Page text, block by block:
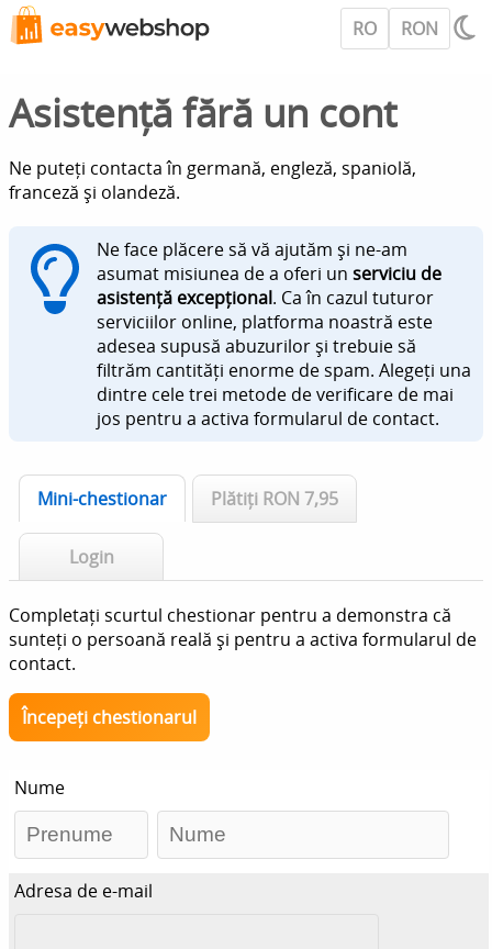
RO RON
Asistență fără un cont
Ne puteți contacta în germană, engleză, spaniolă,
franceză și olandeză.
Ne face plăcere să vă ajutăm și ne-am
asumat misiunea de a oferi un serviciu de
asistență excepțional. Ca în cazul tuturor
serviciilor online, platforma noastră este
adesea supusă abuzurilor și trebuie să
filtrăm cantități enorme de spam. Alegeți una
dintre cele trei metode de verificare de mai
jos pentru a activa formularul de contact.
Mini-chestionar Plătiți RON 7,95
Login
Completați scurtul chestionar pentru a demonstra că
sunteți o persoană reală și pentru a activa formularul de
contact.
Începeți chestionarul
Nume
Adresa de e-mail